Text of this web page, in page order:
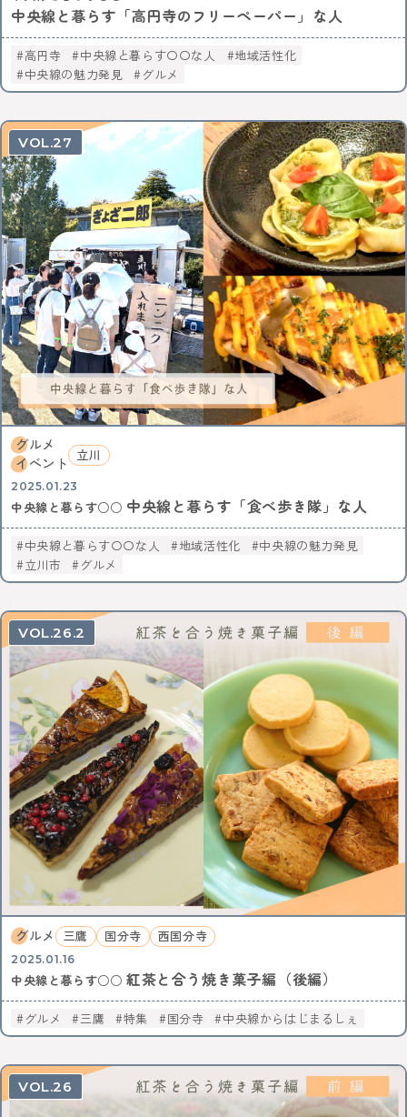
中央線と暮らす「高円寺のフリーペーパー」な人
高円寺 中央線と暮らす〇〇な人
地域活性化
中央線の魅力発見
グルメ
27
グルメ
イベント
立川
2025.01.23
中央線と暮らす○○ 中央線と暮らす「食べ歩き隊」な人
中央線と暮らす〇〇な人 地域活性化
中央線の魅力発見
立川市
グルメ
26.2
グルメ 三鷹 国分寺 西国分寺
2025.01.16
中央線と暮らす○○ 紅茶と合う焼き菓子編（後編）
グルメ 三鷹 特集 国分寺 中央線からはじまるしぇ
26